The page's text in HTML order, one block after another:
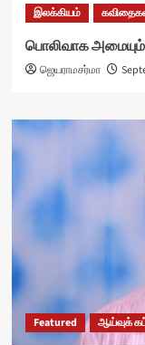
இலக்கியம்
பொலிவாக
ஜெயராமசர்மா
Featured ஆய்வுக்